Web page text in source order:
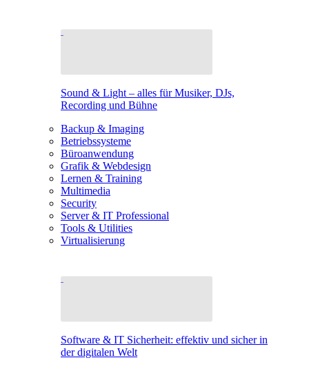
Sound & Light – alles für Musiker, DJs,
Recording und Bühne
Backup & Imaging
Betriebssysteme
Büroanwendung
Grafik & Webdesign
Lernen & Training
Multimedia
Security
Server & IT Professional
Tools & Utilities
Virtualisierung
Software & IT Sicherheit: effektiv und sicher in
der digitalen Welt